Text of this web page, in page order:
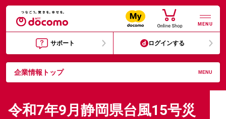
MENU
サポート ログインする
企業情報トップ MENU
令和7年9月静岡県台風15号災